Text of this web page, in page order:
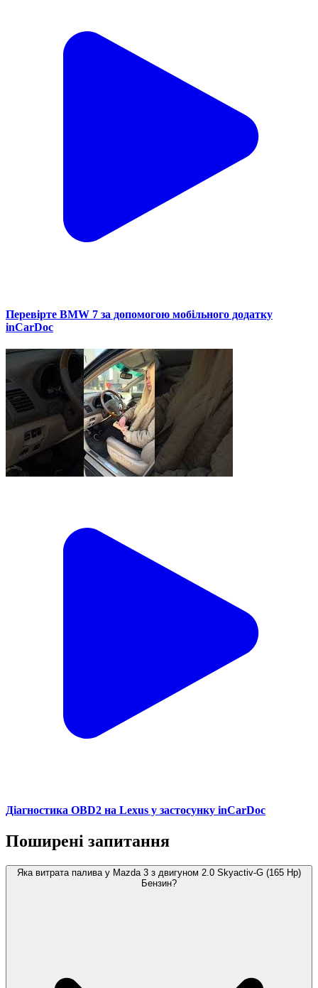
Перевірте BMW 7 за допомогою мобільного додатку
inCarDoc
Діагностика OBD2 на Lexus у застосунку inCarDoc
Поширені запитання
Яка витрата палива у Mazda 3 з двигуном 2.0 Skyactiv-G (165 Hp)
Бензин?